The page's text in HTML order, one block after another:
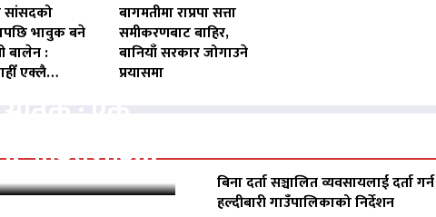
सांसदको
भावुक बने
बालेन :
एक्लै…
बागमतीमा राप्रपा सत्ता
समीकरणबाट बाहिर,
बानियाँ सरकार जोगाउने
प्रयासमा
पीडितलाई…
बिना दर्ता सञ्चालित व्यवसायलाई दर्ता गर्न
हल्दीबारी गाउँपालिकाको निर्देशन